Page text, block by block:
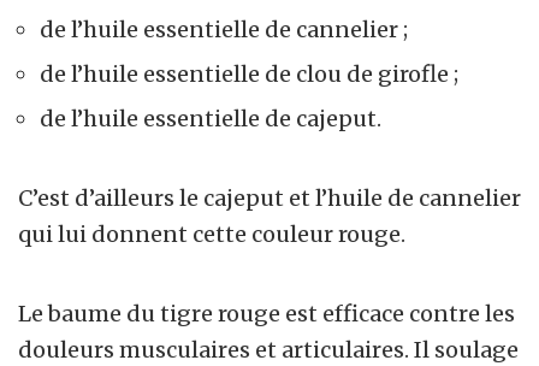
de l’huile essentielle de cannelier ;
de l’huile essentielle de clou de girofle ;
de l’huile essentielle de cajeput.
C’est d’ailleurs le cajeput et l’huile de cannelier
qui lui donnent cette couleur rouge.
Le baume du tigre rouge est efficace contre les
douleurs musculaires et articulaires. Il soulage